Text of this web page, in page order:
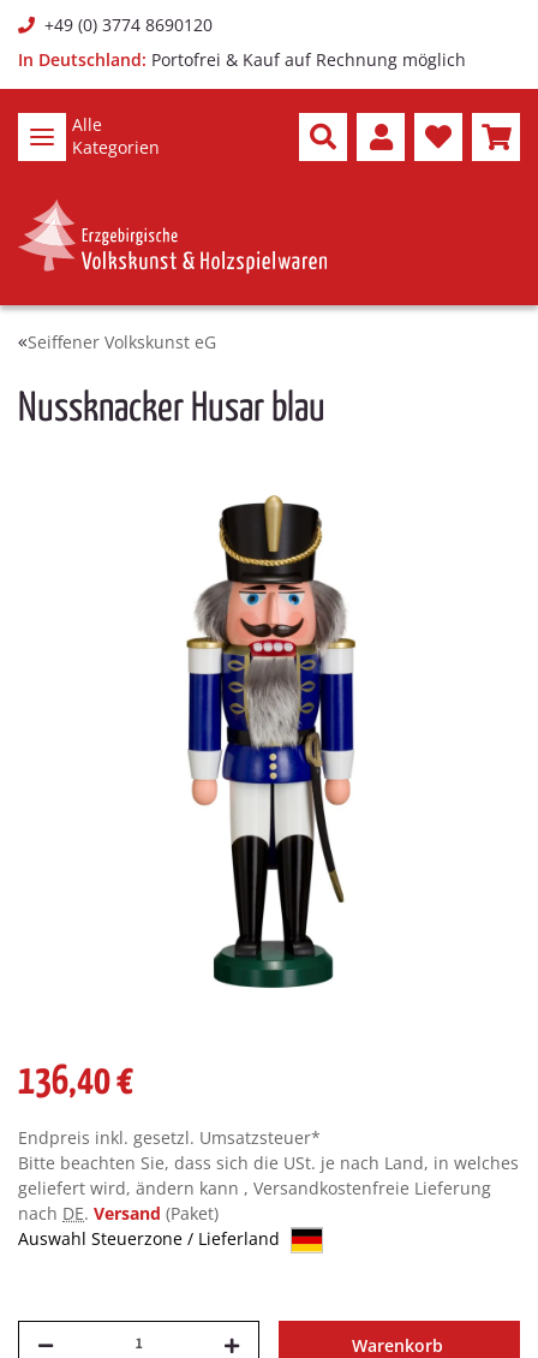
+49 (0) 3774 8690120
In Deutschland: Portofrei & Kauf auf Rechnung möglich
Alle
Kategorien
Seiffener Volkskunst eG
Nussknacker Husar blau
136,40 €
Endpreis inkl. gesetzl. Umsatzsteuer*
Bitte beachten Sie, dass sich die USt. je nach Land, in welches
geliefert wird, ändern kann , Versandkostenfreie Lieferung
nach DE. Versand (Paket)
Auswahl Steuerzone / Lieferland
Warenkorb